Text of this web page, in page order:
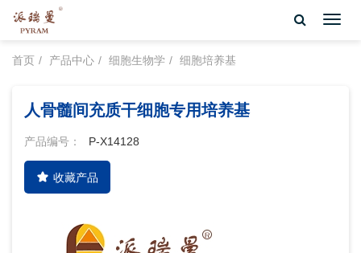
首页
产品中心 细胞生物学 细胞培养基
人骨髓间充质干细胞专用培养基
产品编号： P-X14128
收藏产品